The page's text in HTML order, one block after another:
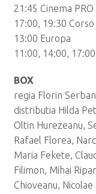
21:45 Cinema PRO
17:00, 19:30 Corso
13:00 Europa
11:00, 14:00,
BOX
regia Florin
distributia Hilda
Oltin Hurezeanu,
Rafael Florea,
Maria Fekete,
Filimon, Mihai
Chioveanu,